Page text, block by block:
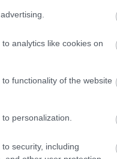
analytics like cookies on
functionality of the website
personalization.
security, including
CHALUPA